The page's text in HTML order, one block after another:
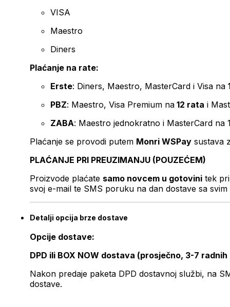
VISA
Maestro
Diners
Plaćanje na rate:
Erste: Diners, Maestro, MasterCard i Visa na
PBZ: Maestro, Visa Premium na 12 rata i
ZABA: Maestro jednokratno i MasterCard na
Plaćanje se provodi putem Monri WSPay sustava
PLAĆANJE PRI PREUZIMANJU (POUZEĆEM)
Proizvode plaćate samo novcem u gotovini tek
svoj e-mail te SMS poruku na dan dostave sa svim
Detalji opcija brze dostave
Opcije dostave:
DPD ili BOX NOW dostava (prosječno, 3-7 radnih
Nakon predaje paketa DPD dostavnoj službi, na
dostave.